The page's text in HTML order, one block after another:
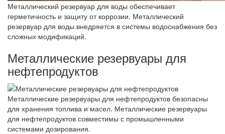
Металлический резервуар для воды обеспечивает
герметичность и защиту от коррозии. Металлический
резервуар для воды внедряется в системы водоснабжения без
сложных модификаций.
Металлические резервуары для
нефтепродуктов
Металлические резервуары для нефтепродуктов безопасны
для хранения топлива и масел. Металлические резервуары
для нефтепродуктов совместимы с промышленными
системами дозирования.